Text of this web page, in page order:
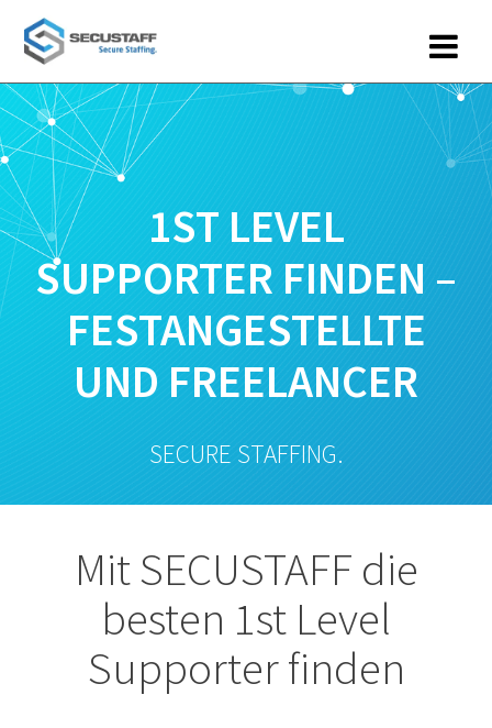
1ST LEVEL
SUPPORTER FINDEN –
FESTANGESTELLTE
UND FREELANCER
SECURE STAFFING.
Mit SECUSTAFF die
besten 1st Level
Supporter finden